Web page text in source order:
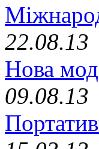
22.08.13
Нова
09.08.13